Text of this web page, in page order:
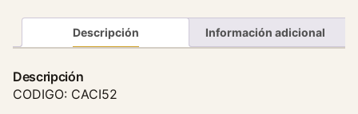
P
u
g
Descripción Información adicional
Descripción
CODIGO: CACI52